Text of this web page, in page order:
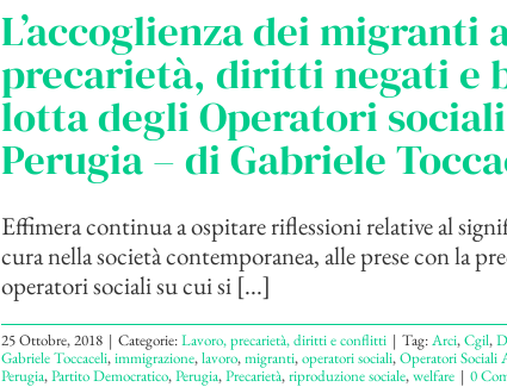
L’accoglienza dei migranti
precarietà, diritti negati e
lotta degli Operatori
Perugia – di Gabriele
Effimera continua a ospitare riflessioni relative al
cura nella società contemporanea, alle prese con la
operatori sociali su cui si [...]
25 Ottobre, 2018 | Categorie:Lavoro, precarietà, diritti e conflitti | Tag:Arci,Cgil,
Gabriele Toccaceli,immigrazione,lavoro,migranti,operatori sociali,Operatori Sociali
Perugia,Partito Democratico,Perugia,Precarietà,riproduzione sociale,welfare | 0